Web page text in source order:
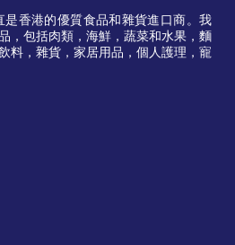
是香港的優質食品和雜貨進口商。我
，包括肉類，海鮮，蔬菜和水果，麵
料，雜貨，家居用品，個人護理，寵